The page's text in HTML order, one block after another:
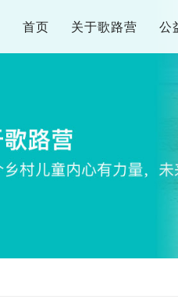
首页 关于歌路营 公